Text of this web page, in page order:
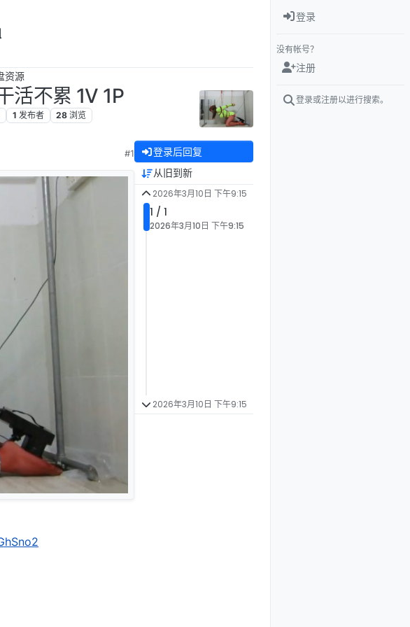
资源
活不累 1V 1P
1 发布者 28 浏览
#1 登录后回复
从旧到新
2026年3月10日 下午9:15
1 / 1
2026年3月10日 下午9:15
2026年3月10日 下午9:15
登录
没有帐号？
注册
登录或注册以进行搜索。